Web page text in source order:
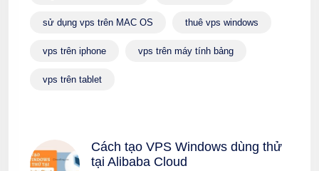
sử dụng vps trên MAC OS thuê vps windows
vps trên iphone vps trên máy tính bảng
vps trên tablet
Cách tạo VPS Windows dùng thử
tại Alibaba Cloud